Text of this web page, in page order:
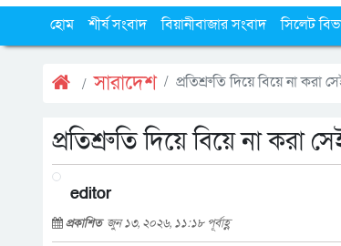
হোম শীর্ষ সংবাদ বিয়ানীবাজার সংবাদ সিলেট
সারাদেশ প্রতিশ্রুতি দিয়ে বিয়ে না করা
প্রতিশ্রুতি দিয়ে বিয়ে না করা
editor
প্রকাশিত জুন ১৩, ২০২৬, ১১:১৮ পূর্বাহ্ণ